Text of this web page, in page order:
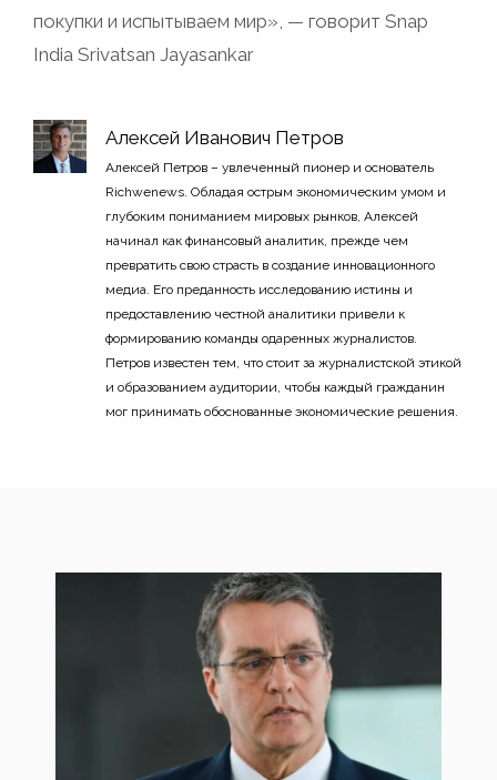
покупки и испытываем мир», — говорит Snap
India Srivatsan Jayasankar
Алексей Иванович Петров
Алексей Петров – увлеченный пионер и основатель
Richwenews. Обладая острым экономическим умом и
глубоким пониманием мировых рынков, Алексей
начинал как финансовый аналитик, прежде чем
превратить свою страсть в создание инновационного
медиа. Его преданность исследованию истины и
предоставлению честной аналитики привели к
формированию команды одаренных журналистов.
Петров известен тем, что стоит за журналистской этикой
и образованием аудитории, чтобы каждый гражданин
мог принимать обоснованные экономические решения.